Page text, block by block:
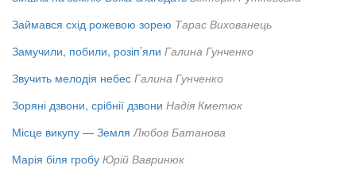
Займався схід рожевою зорею Тарас Вихованець
Замучили, побили, розіп’яли Галина Гунченко
Звучить мелодія небес Галина Гунченко
Зоряні дзвони, срібнії дзвони Надія Кметюк
Місце викупу — Земля Любов Батанова
Марія біля гробу Юрій Вавринюк